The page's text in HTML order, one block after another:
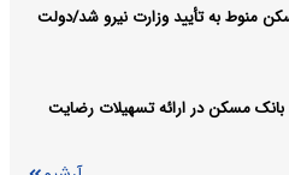
منوط به تأیید وزارت نیرو شد/دولت
مسکن در ارائه تسهیلات رضایت